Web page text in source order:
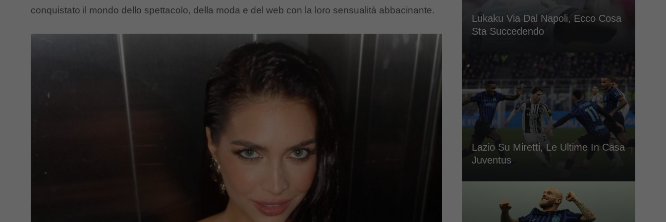
conquistato il mondo dello spettacolo, della moda e del web con la loro sensualità abbacinante.
Lukaku Via Dal Napoli, Ecco Cosa
Sta Succedendo
Lazio Su Miretti, Le Ultime In Casa
Juventus